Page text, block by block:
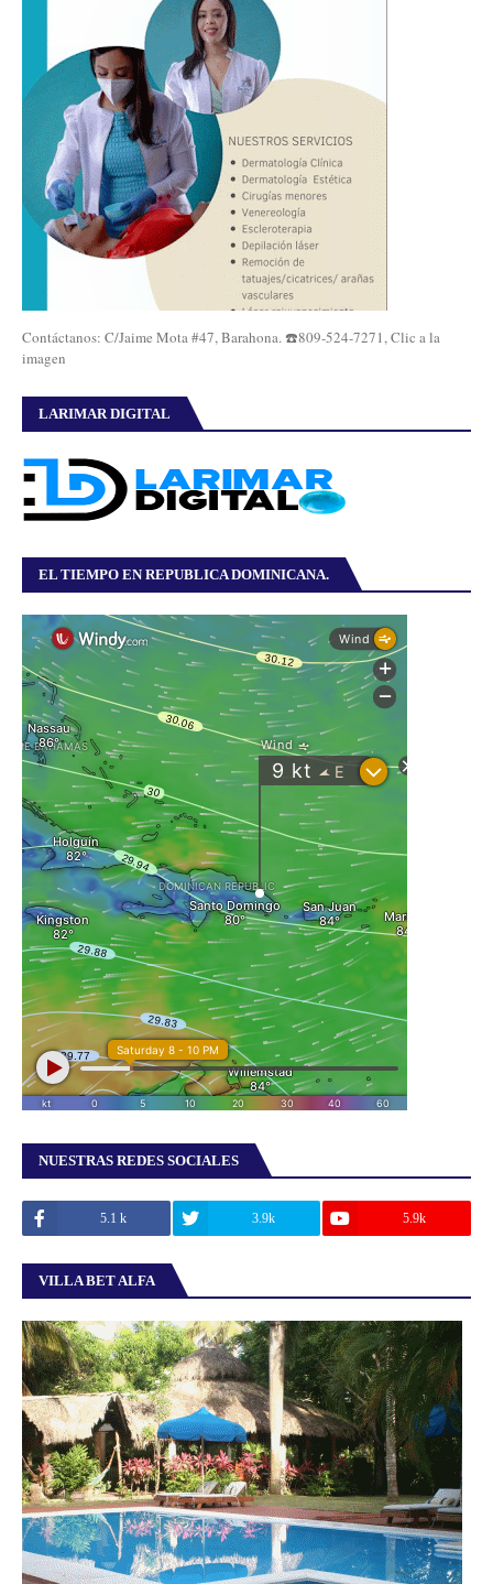
Contáctanos: C/Jaime Mota #47, Barahona. ☎️809-524-7271, Clic a la
imagen
LARIMAR DIGITAL
EL TIEMPO EN REPUBLICA DOMINICANA.
NUESTRAS REDES SOCIALES
5.1 k 3.9k 5.9k
VILLA BET ALFA